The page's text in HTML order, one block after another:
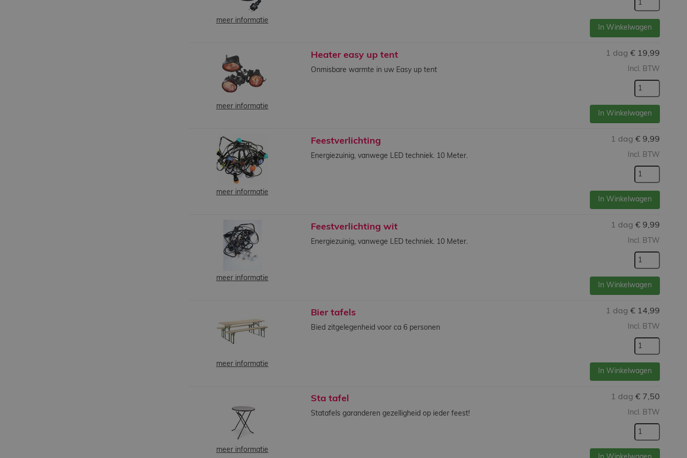
meer informatie
In Winkelwagen
meer informatie
1 dag € 19,99
Incl. BTW
In Winkelwagen
Heater easy up tent
Onmisbare warmte in uw Easy up tent
meer informatie
1 dag € 9,99
Incl. BTW
In Winkelwagen
Feestverlichting
Energiezuinig, vanwege LED techniek. 10 Meter.
meer informatie
1 dag € 9,99
Incl. BTW
In Winkelwagen
Feestverlichting wit
Energiezuinig, vanwege LED techniek. 10 Meter.
meer informatie
1 dag € 14,99
Incl. BTW
In Winkelwagen
Bier tafels
Bied zitgelegenheid voor ca 6 personen
meer informatie
1 dag € 7,50
Incl. BTW
Sta tafel
Statafels garanderen gezelligheid op ieder feest!